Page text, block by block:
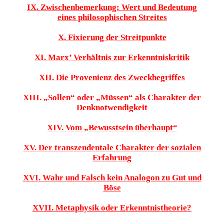
IX. Zwischenbemerkung: Wert und Bedeutung
eines philosophischen Streites
X. Fixierung der Streitpunkte
XI. Marx’ Verhältnis zur Erkenntniskritik
XII. Die Provenienz des Zweckbegriffes
XIII. „Sollen“ oder „Müssen“ als Charakter der
Denknotwendigkeit
XIV. Vom „Bewusstsein überhaupt“
XV. Der transzendentale Charakter der sozialen
Erfahrung
XVI. Wahr und Falsch kein Analogon zu Gut und
Böse
XVII. Metaphysik oder Erkenntnistheorie?